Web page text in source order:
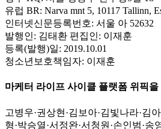
유럽 BR: Narva mnt 5, 10117 Tallinn,
인터넷신문등록번호: 서울 아 52632
발행인: 김태환 편집인: 이재훈
등록(발행)일: 2019.10.01
청소년보호책임자: 이재훈
마케터 라이프 사이클 플랫폼 위픽
고병우·권상현 ·김보아·김빛나라·김
형·박승열·서정완·서청원 ·손인범·송